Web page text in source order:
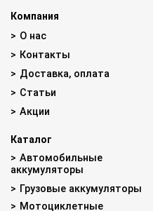
Компания
О нас
Контакты
Доставка, оплата
Статьи
Акции
Каталог
Автомобильные
аккумуляторы
Грузовые аккумуляторы
Мотоциклетные